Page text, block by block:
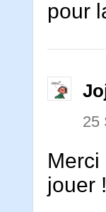
pour
25
Merci
jouer